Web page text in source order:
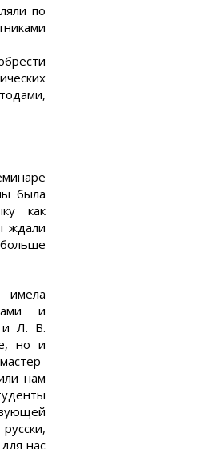
по
была
как
ждали
имела
и
и Л. В.
но и
нам
нас